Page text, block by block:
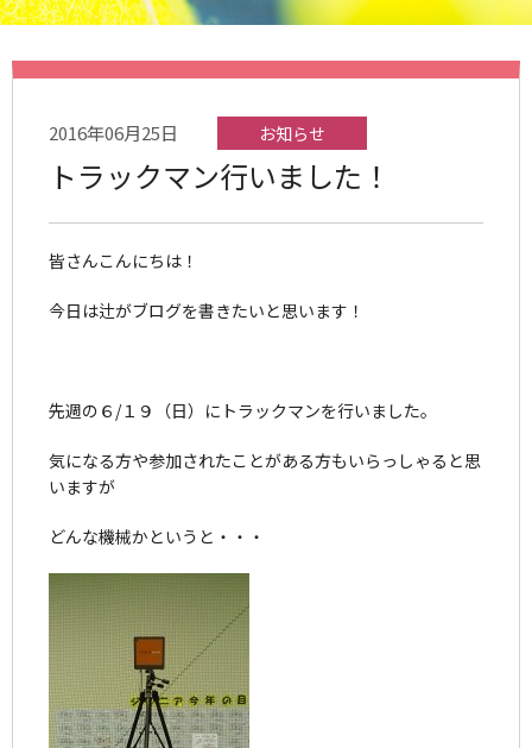
2016年06月25日 お知らせ
トラックマン行いました！
皆さんこんにちは！
今日は辻がブログを書きたいと思います！
先週の６/１９（日）にトラックマンを行いました。
気になる方や参加されたことがある方もいらっしゃると思
いますが
どんな機械かというと・・・